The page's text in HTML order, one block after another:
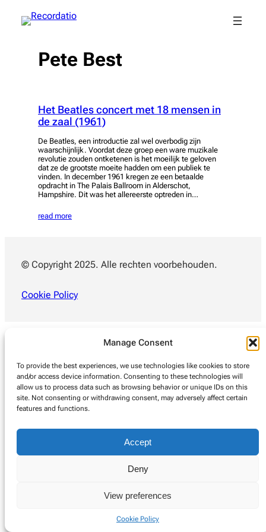
Manage Consent
To provide the best experiences, we use technologies like cookies to store
and/or access device information. Consenting to these technologies will
allow us to process data such as browsing behavior or unique IDs on this
site. Not consenting or withdrawing consent, may adversely affect certain
features and functions.
Accept
Deny
View preferences
Cookie Policy
naar
Pete Best
Het Beatles concert met 18 mensen in
de zaal (1961)
De Beatles, een introductie zal wel overbodig zijn
waarschijnlijk. Voordat deze groep een ware muzikale
revolutie zouden ontketenen is het moeilijk te geloven
dat ze de grootste moeite hadden om een publiek te
vinden. In december 1961 kregen ze een betaalde
opdracht in The Palais Ballroom in Alderschot,
Hampshire. Dit was het allereerste optreden in…
read more
© Copyright 2025. Alle rechten voorbehouden.
Cookie Policy